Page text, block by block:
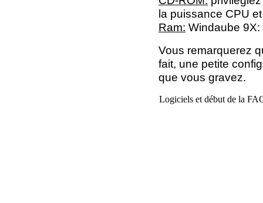
la puissance CPU
Ram: Windaube 9X:
Vous remarquerez
fait, une petite
que vous gravez.
Logiciels et début de la